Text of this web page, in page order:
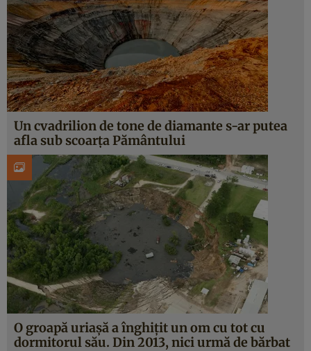
Un cvadrilion de tone de diamante s-ar putea
afla sub scoarța Pământului
O groapă uriașă a înghițit un om cu tot cu
dormitorul său. Din 2013, nici urmă de bărbat